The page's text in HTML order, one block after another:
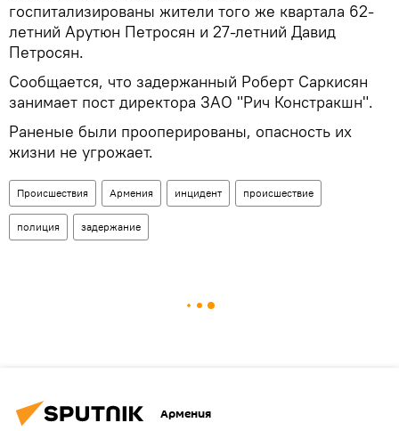
госпитализированы жители того же квартала 62-
летний Арутюн Петросян и 27-летний Давид
Петросян.
Сообщается, что задержанный Роберт Саркисян
занимает пост директора ЗАО "Рич Констракшн".
Раненые были прооперированы, опасность их
жизни не угрожает.
Происшествия Армения инцидент происшествие
полиция задержание
Армения